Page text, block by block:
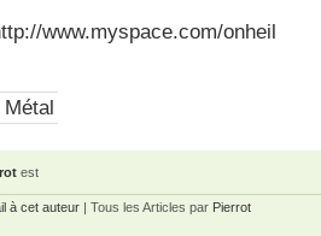
www.myspace.com/onheil
Métal
est
à cet auteur | Tous les Articles par Pierrot